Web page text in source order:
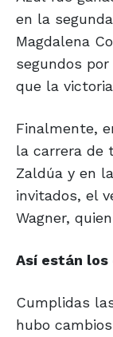
en la
Magdalena
segundos
que la
Finalmente,
la carrera de
Zaldúa y en
invitados, el
Wagner,
Así están
Cumplidas
hubo